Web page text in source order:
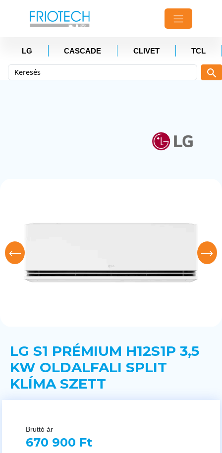
LG CASCADE CLIVET TCL
LG S1 PRÉMIUM H12S1P 3,5
KW OLDALFALI SPLIT
KLÍMA SZETT
Bruttó ár
670 900 Ft